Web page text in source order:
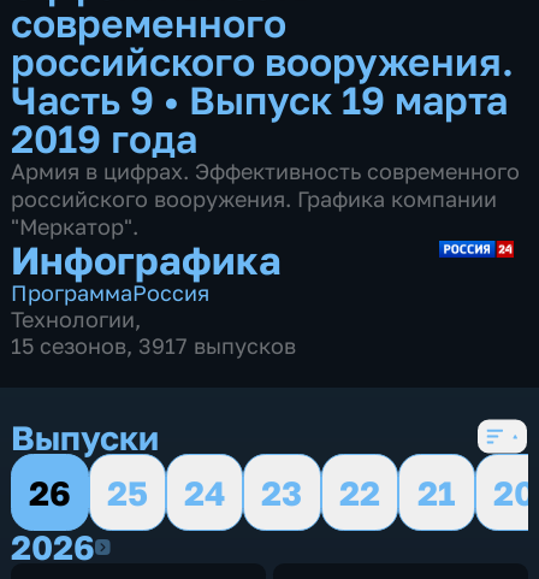
современного
российского вооружения.
Часть 9 • Выпуск 19 марта
2019 года
Армия в цифрах. Эффективность современного
российского вооружения. Графика компании
"Меркатор".
Инфографика
ПрограммаРоссия
Технологии,
15 сезонов, 3917 выпусков
Выпуски
26
25 24 23 22 21
20
20262026